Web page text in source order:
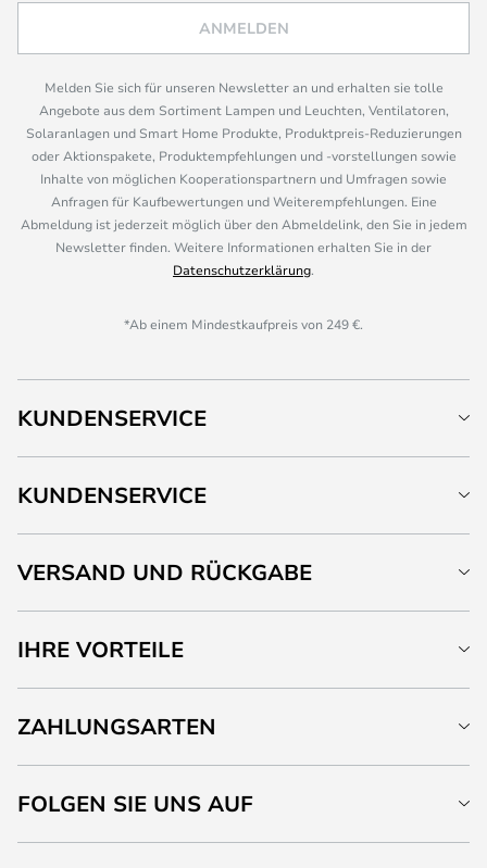
ANMELDEN
Melden Sie sich für unseren Newsletter an und erhalten sie tolle
Angebote aus dem Sortiment Lampen und Leuchten, Ventilatoren,
Solaranlagen und Smart Home Produkte, Produktpreis-Reduzierungen
oder Aktionspakete, Produktempfehlungen und -vorstellungen sowie
Inhalte von möglichen Kooperationspartnern und Umfragen sowie
Anfragen für Kaufbewertungen und Weiterempfehlungen. Eine
Abmeldung ist jederzeit möglich über den Abmeldelink, den Sie in jedem
Newsletter finden. Weitere Informationen erhalten Sie in der
Datenschutzerklärung.
*Ab einem Mindestkaufpreis von 249 €.
KUNDENSERVICE
KUNDENSERVICE
VERSAND UND RÜCKGABE
IHRE VORTEILE
ZAHLUNGSARTEN
FOLGEN SIE UNS AUF